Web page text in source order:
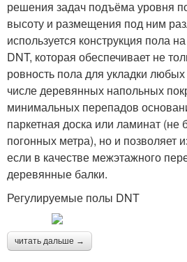
решения задач подъёма уровня
высоту и размещения под ним
используется конструкция пола
DNT, которая обеспечивает не
ровность пола для укладки
числе деревянных напольных
минимальных перепадов
паркетная доска или ламинат
погонных метра), но и позволяет
если в качестве межэтажного
деревянные балки.
Регулируемые полы DNT
читать дальше →